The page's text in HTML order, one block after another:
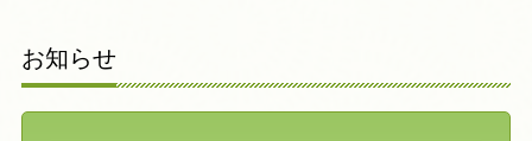
お知らせ